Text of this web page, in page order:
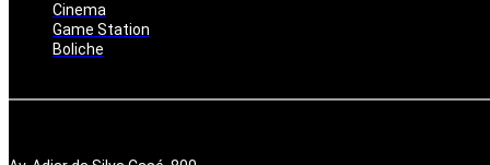
Cinema
Game Station
Boliche